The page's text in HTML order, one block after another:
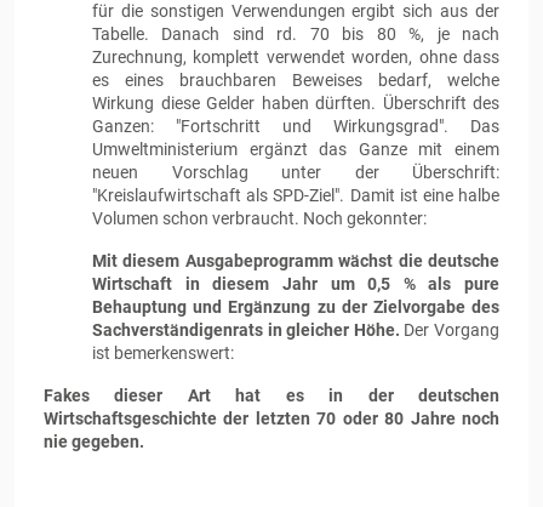
für die sonstigen Verwendungen ergibt sich aus der
Tabelle. Danach sind rd. 70 bis 80 %, je nach
Zurechnung, komplett verwendet worden, ohne dass
es eines brauchbaren Beweises bedarf, welche
Wirkung diese Gelder haben dürften. Überschrift des
Ganzen: "Fortschritt und Wirkungsgrad". Das
Umweltministerium ergänzt das Ganze mit einem
neuen Vorschlag unter der Überschrift:
"Kreislaufwirtschaft als SPD-Ziel". Damit ist eine halbe
Volumen schon verbraucht. Noch gekonnter:
Mit diesem Ausgabeprogramm wächst die deutsche
Wirtschaft in diesem Jahr um 0,5 % als pure
Behauptung und Ergänzung zu der Zielvorgabe des
Sachverständigenrats in gleicher Höhe. Der Vorgang
ist bemerkenswert:
Fakes dieser Art hat es in der deutschen
Wirtschaftsgeschichte der letzten 70 oder 80 Jahre noch
nie gegeben.